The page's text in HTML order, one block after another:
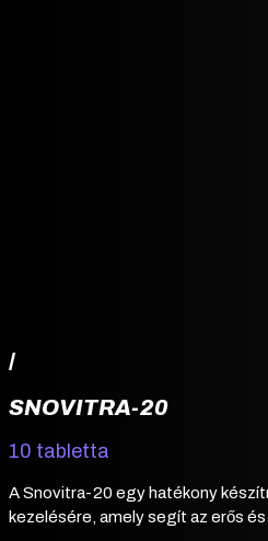
/
SNOVITRA-20
10 tabletta
A Snovitra-20 egy hatékony
kezelésére, amely segít az erős